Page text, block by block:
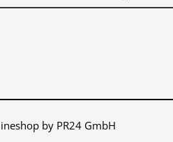
by PR24 GmbH